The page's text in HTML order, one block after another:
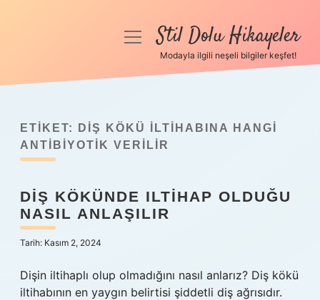
Anasayfa
Yasal Uyarı
menüyüStil Dolu Hikayeler
Modayla ilgili neşeli bilgiler keşfet!
ETIKET:
DIŞ KÖKÜ ILTIHABINA HANGI
ANTIBIYOTIK VERILIR
DIŞ KÖKÜNDE ILTIHAP OLDUĞU
NASIL ANLAŞILIR
Tarih: Kasım 2, 2024
Dişin iltihaplı olup olmadığını nasıl anlarız? Diş kökü
iltihabının en yaygın belirtisi şiddetli diş ağrısıdır.